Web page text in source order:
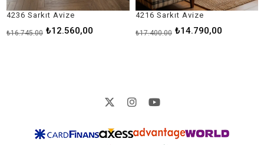
Sarkıt Avize
₺12.560,00
4216 Sarkıt Avize
₺14.790,00
₺17.400,00